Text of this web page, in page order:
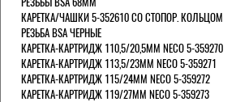
КАРЕТКА/ЧАШКИ 5-352610 СО СТОПОР. КОЛЬЦОМ
РЕЗЬБА BSA ЧЕРНЫЕ
КАРЕТКА-КАРТРИДЖ 110,5/20,5ММ NECO 5-359270
КАРЕТКА-КАРТРИДЖ 113,5/23ММ NECO 5-359271
КАРЕТКА-КАРТРИДЖ 115/24ММ NECO 5-359272
КАРЕТКА-КАРТРИДЖ 119/27ММ NECO 5-359273